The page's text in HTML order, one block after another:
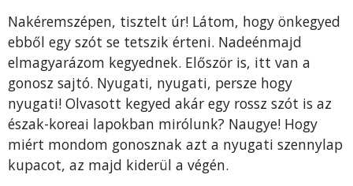
Nakéremszépen, tisztelt úr! Látom, hogy önkegyed
ebből egy szót se tetszik érteni. Nadeénmajd
elmagyarázom kegyednek. Először is, itt van a
gonosz sajtó. Nyugati, nyugati, persze hogy
nyugati! Olvasott kegyed akár egy rossz szót is az
észak-koreai lapokban mirólunk? Naugye! Hogy
miért mondom gonosznak azt a nyugati szennylap
kupacot, az majd kiderül a végén.